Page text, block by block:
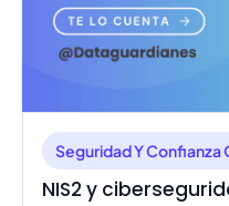
Seguridad Y Confianza
NIS2 y